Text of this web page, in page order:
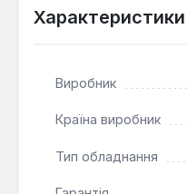
оснастки. Розчіпна
безпеку
продуктивність та
Висока
в бетоні до 45 мм
Характеристики
Виробник
Країна виробник
Тип обладнання